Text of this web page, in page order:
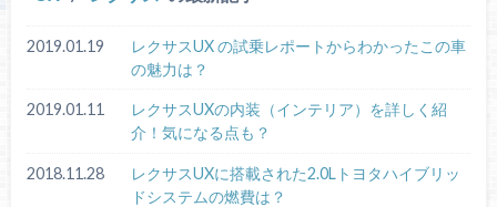
2019.01.19
レクサスUX の試乗レポートからわかったこの車
の魅力は？
2019.01.11
レクサスUXの内装（インテリア）を詳しく紹
介！気になる点も？
2018.11.28
レクサスUXに搭載された2.0Lトヨタハイブリッ
ドシステムの燃費は？